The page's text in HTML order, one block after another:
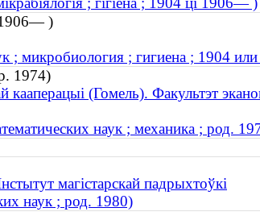
1906— )
; микробиология ; гигиена ; 1904
1974)
кааперацыі (Гомель). Факультэт
наук ; механика ; род.
магістарскай падрыхтоўкі
наук ; род. 1980)